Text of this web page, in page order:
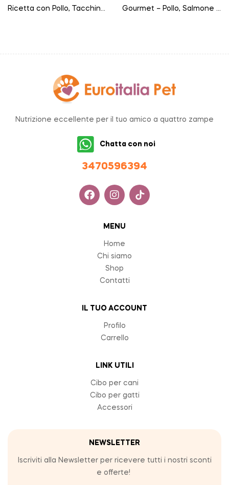
Ricetta con Pollo, Tacchino
Gourmet – Pollo, Salmone e
Nutrizione eccellente per il tuo amico a quattro zampe
Chatta con noi
3470596394
MENU
Home
Chi siamo
Shop
Contatti
IL TUO ACCOUNT
Profilo
Carrello
LINK UTILI
Cibo per cani
Cibo per gatti
Accessori
NEWSLETTER
Iscriviti alla Newsletter per ricevere tutti i nostri sconti
e offerte!